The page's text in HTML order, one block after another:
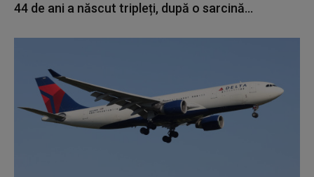
44 de ani a născut tripleți, după o sarcină...